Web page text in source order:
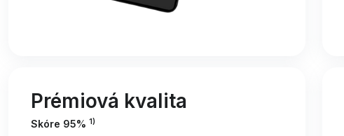
Prémiová kvalita
Skóre 95% 1)